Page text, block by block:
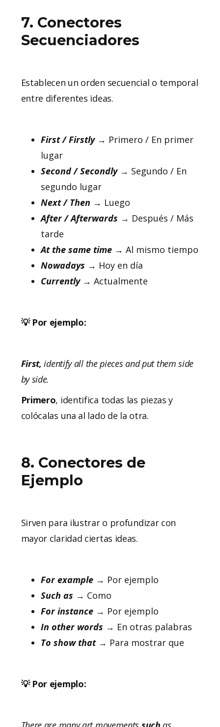
7. Conectores
Secuenciadores
Establecen un orden secuencial o temporal
entre diferentes ideas.
First / Firstly → Primero / En primer
lugar
Second / Secondly → Segundo / En
segundo lugar
Next / Then → Luego
After / Afterwards → Después / Más
tarde
At the same time→ Al mismo tiempo
Nowadays → Hoy en día
Currently→ Actualmente
💡 Por ejemplo:
First, identify all the pieces and put them side
by side.
Primero, identifica todas las piezas y
colócalas una al lado de la otra.
8. Conectores de
Ejemplo
Sirven para ilustrar o profundizar con
mayor claridad ciertas ideas.
For example → Por ejemplo
Such as → Como
For instance → Por ejemplo
In other words → En otras palabras
To show that → Para mostrar que
💡 Por ejemplo: